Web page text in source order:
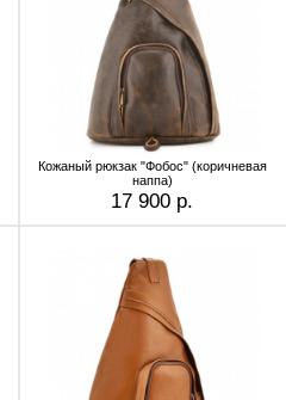
Кожаный рюкзак "Фобос" (коричневая
наппа)
17 900 р.